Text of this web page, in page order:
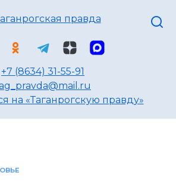
+7 (8634) 31-55-91
на «Таганрогскую правду»